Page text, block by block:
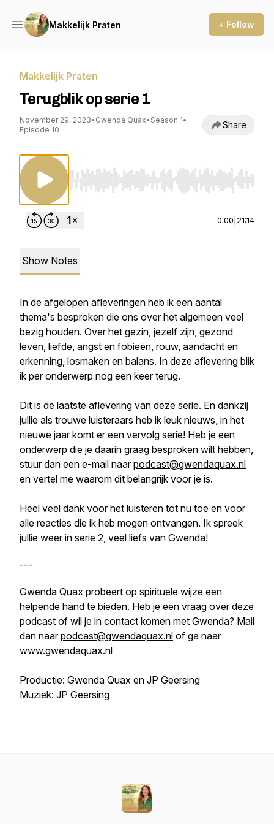
Makkelijk Praten + Follow
Makkelijk Praten
Terugblik op serie 1
November 29, 2023• Gwenda Quax• Season 1•
Episode 10
Share
Use Left/Right to seek, Home/End to jump
0:00 21:14
Show Notes
In de afgelopen afleveringen heb ik een aantal
thema's besproken die ons over het algemeen veel
bezig houden. Over het gezin, jezelf zijn, gezond
leven, liefde, angst en fobieën, rouw, aandacht en
erkenning, losmaken en balans. In deze aflevering blik
ik per onderwerp nog een keer terug.
Dit is de laatste aflevering van deze serie. En dankzij
jullie als trouwe luisteraars heb ik leuk nieuws, in het
nieuwe jaar komt er een vervolg serie! Heb je een
onderwerp die je daarin graag besproken wilt hebben,
stuur dan een e-mail naarpodcast@gwendaquax.nl
en vertel me waarom dit belangrijk voor je is.
Heel veel dank voor het luisteren tot nu toe en voor
alle reacties die ik heb mogen ontvangen. Ik spreek
jullie weer in serie 2, veel liefs van Gwenda!
---
Gwenda Quax probeert op spirituele wijze een
helpende hand te bieden. Heb je een vraag over deze
podcast of wil je in contact komen met Gwenda? Mail
dan naarpodcast@gwendaquax.nl of ga naar
www.gwendaquax.nl
Productie: Gwenda Quax en JP Geersing
Muziek: JP Geersing